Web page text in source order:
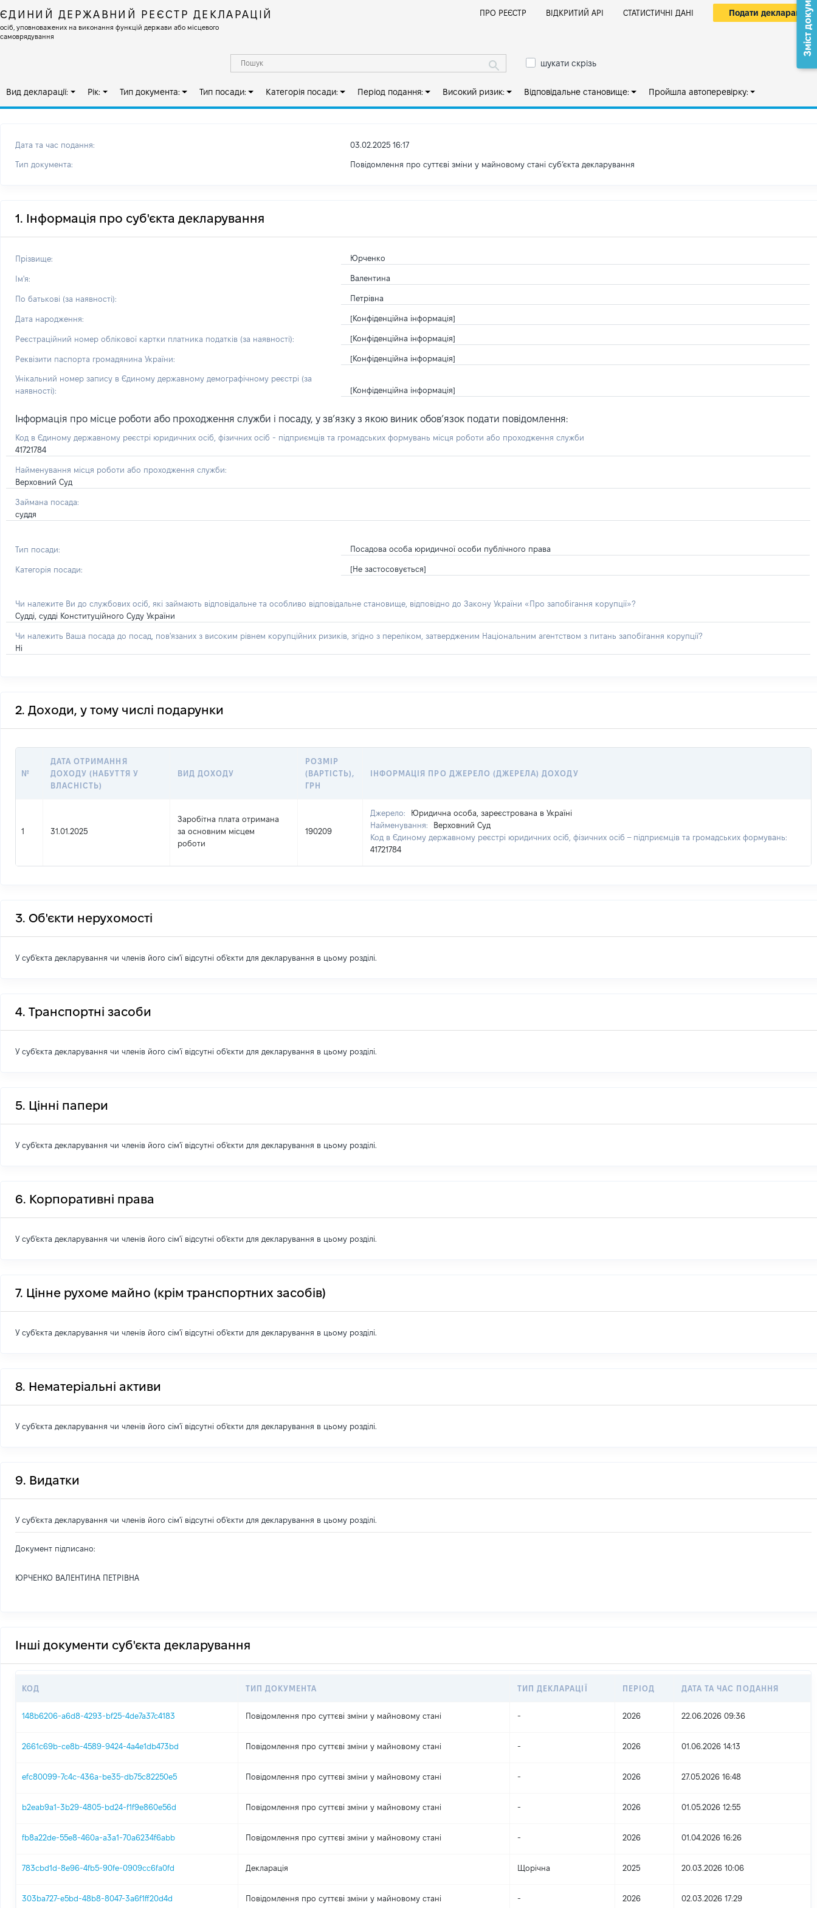
ЄДИНИЙ ДЕРЖАВНИЙ РЕЄСТР ДЕКЛАРАЦІЙ
осіб, уповноважених на виконання функцій держави або місцевого
самоврядування
ПРО РЕЄСТР ВІДКРИТИЙ АРІ СТАТИСТИЧНІ ДАНІ Подати декларацію
шукати скрізь
Вид декларації: Рік: Тип документа: Тип посади: Категорія посади: Період подання: Високий ризик: Відповідальне становище: Пройшла автоперевірку:
Дата та час подання: 03.02.2025 16:17
Тип документа: Повідомлення про суттєві зміни у майновому стані субʼєкта декларування
1. Інформація про суб'єкта декларування
Прізвище: Юрченко
Ім'я: Валентина
По батькові (за наявності): Петрівна
Дата народження: [Конфіденційна інформація]
Реєстраційний номер облікової картки платника податків (за наявності): [Конфіденційна інформація]
Реквізити паспорта громадянина України: [Конфіденційна інформація]
Унікальний номер запису в Єдиному державному демографічному реєстрі (за
наявності):
[Конфіденційна інформація]
Інформація про місце роботи або проходження служби і посаду, у зв’язку з якою виник обов’язок подати повідомлення:
Код в Єдиному державному реєстрі юридичних осіб, фізичних осіб - підприємців та громадських формувань місця роботи або проходження служби
41721784
Найменування місця роботи або проходження служби:
Верховний Суд
Займана посада:
суддя
Тип посади: Посадова особа юридичної особи публічного права
Категорія посади: [Не застосовується]
Чи належите Ви до службових осіб, які займають відповідальне та особливо відповідальне становище, відповідно до Закону України «Про запобігання корупції»?
Судді, судді Конституційного Суду України
Чи належить Ваша посада до посад, пов'язаних з високим рівнем корупційних ризиків, згідно з переліком, затвердженим Національним агентством з питань запобігання корупції?
Ні
2. Доходи, у тому числі подарунки
№
ДАТА ОТРИМАННЯ
ДОХОДУ (НАБУТТЯ У
ВЛАСНІСТЬ)
ВИД ДОХОДУ
РОЗМІР
(ВАРТІСТЬ),
ГРН
ІНФОРМАЦІЯ ПРО ДЖЕРЕЛО (ДЖЕРЕЛА) ДОХОДУ
1 31.01.2025
Заробітна плата отримана
за основним місцем
роботи
190209
Джерело:
Юридична особа, зареєстрована в Україні
Найменування:
Верховний Суд
Код в Єдиному державному реєстрі юридичних осіб, фізичних осіб – підприємців та громадських формувань:
41721784
3. Об'єкти нерухомості
У суб'єкта декларування чи членів його сім'ї відсутні об'єкти для декларування в цьому розділі.
4. Транспортні засоби
У суб'єкта декларування чи членів його сім'ї відсутні об'єкти для декларування в цьому розділі.
5. Цінні папери
У суб'єкта декларування чи членів його сім'ї відсутні об'єкти для декларування в цьому розділі.
6. Корпоративні права
У суб'єкта декларування чи членів його сім'ї відсутні об'єкти для декларування в цьому розділі.
7. Цінне рухоме майно (крім транспортних засобів)
У суб'єкта декларування чи членів його сім'ї відсутні об'єкти для декларування в цьому розділі.
8. Нематеріальні активи
У суб'єкта декларування чи членів його сім'ї відсутні об'єкти для декларування в цьому розділі.
9. Видатки
У суб'єкта декларування чи членів його сім'ї відсутні об'єкти для декларування в цьому розділі.
Документ підписано:
ЮРЧЕНКО ВАЛЕНТИНА ПЕТРІВНА
Зміст документа
Інші документи суб'єкта декларування
КОД ТИП ДОКУМЕНТА ТИП ДЕКЛАРАЦІЇ ПЕРІОД ДАТА ТА ЧАС ПОДАННЯ
148b6206-a6d8-4293-bf25-4de7a37c4183 Повідомлення про суттєві зміни y майновому стані - 2026 22.06.2026 09:36
2661c69b-ce8b-4589-9424-4a4e1db473bd Повідомлення про суттєві зміни y майновому стані - 2026 01.06.2026 14:13
efc80099-7c4c-436a-be35-db75c82250e5 Повідомлення про суттєві зміни y майновому стані - 2026 27.05.2026 16:48
b2eab9a1-3b29-4805-bd24-f1f9e860e56d Повідомлення про суттєві зміни y майновому стані - 2026 01.05.2026 12:55
fb8a22de-55e8-460a-a3a1-70a6234f6abb Повідомлення про суттєві зміни y майновому стані - 2026 01.04.2026 16:26
783cbd1d-8e96-4fb5-90fe-0909cc6fa0fd Декларація Щорічна 2025 20.03.2026 10:06
303ba727-e5bd-48b8-8047-3a6f1ff20d4d Повідомлення про суттєві зміни y майновому стані - 2026 02.03.2026 17:29